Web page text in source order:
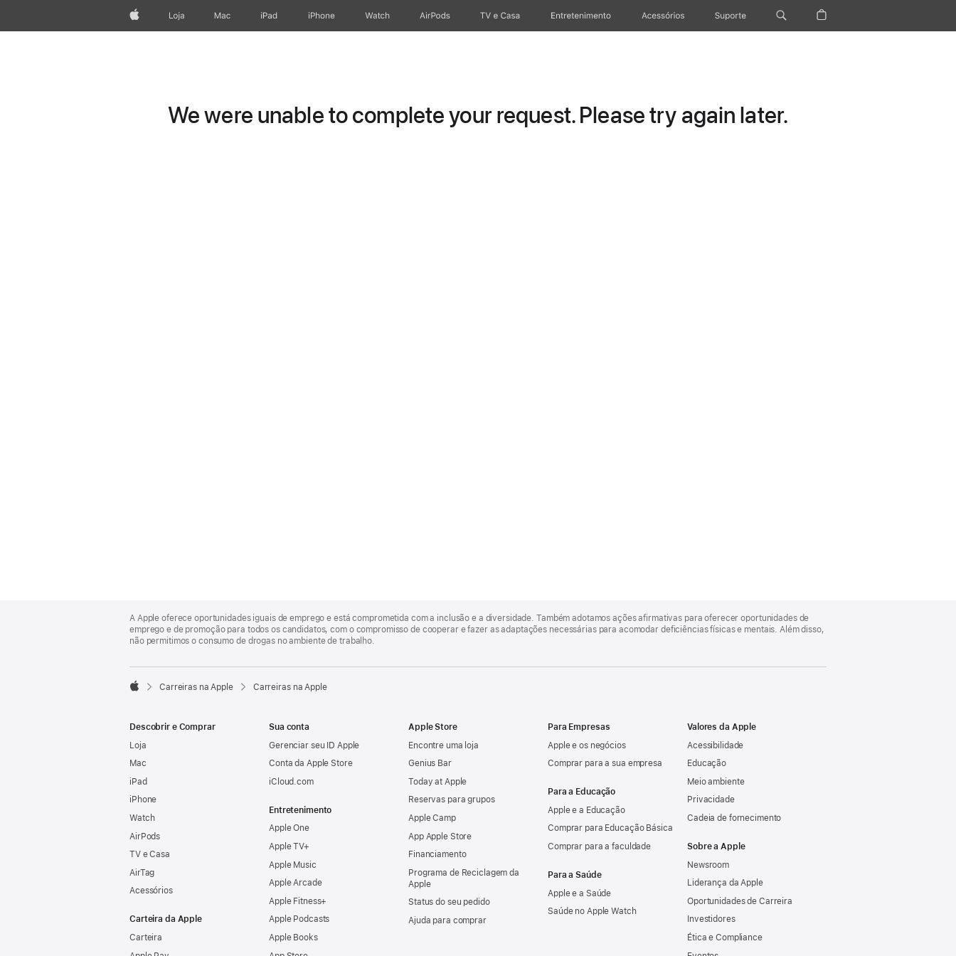
AppleLoja Mac iPad iPhone Apple Watch AirPods TV e Casa Entretenimento Acessórios Suporte
We were unable to complete your request. Please try again later.
Footer
A Apple oferece oportunidades iguais de emprego e está comprometida com a inclusão e a diversidade. Também adotamos ações afirmativas para oferecer oportunidades de
emprego e de promoção para todos os candidatos, com o compromisso de cooperar e fazer as adaptações necessárias para acomodar deficiências físicas e mentais. Além disso,
não permitimos o consumo de drogas no ambiente de trabalho.

Carreiras na Apple Carreiras na Apple
Descobrir e Comprar
Loja
Mac
iPad
iPhone
Watch
AirPods
TV e Casa
AirTag
Acessórios
Carteira da Apple
Carteira
Sua conta
Gerenciar seu ID Apple
Conta da Apple Store
iCloud.com
Entretenimento
Apple One
Apple TV+
Apple Music
Apple Arcade
Apple Fitness+
Apple Podcasts
Apple Books
Apple Store
Encontre uma loja
Genius Bar
Today at Apple
Reservas para grupos
Apple Camp
App Apple Store
Financiamento
Programa de Reciclagem da
Apple
Status do seu pedido
Ajuda para comprar
Para Empresas
Apple e os negócios
Comprar para a sua empresa
Para a Educação
Apple e a Educação
Comprar para Educação Básica
Comprar para a faculdade
Para a Saúde
Apple e a Saúde
Saúde no Apple Watch
Valores da Apple
Acessibilidade
Educação
Meio ambiente
Privacidade
Cadeia de fornecimento
Sobre a Apple
Newsroom
Liderança da Apple
Oportunidades de Carreira
Investidores
Ética e Compliance